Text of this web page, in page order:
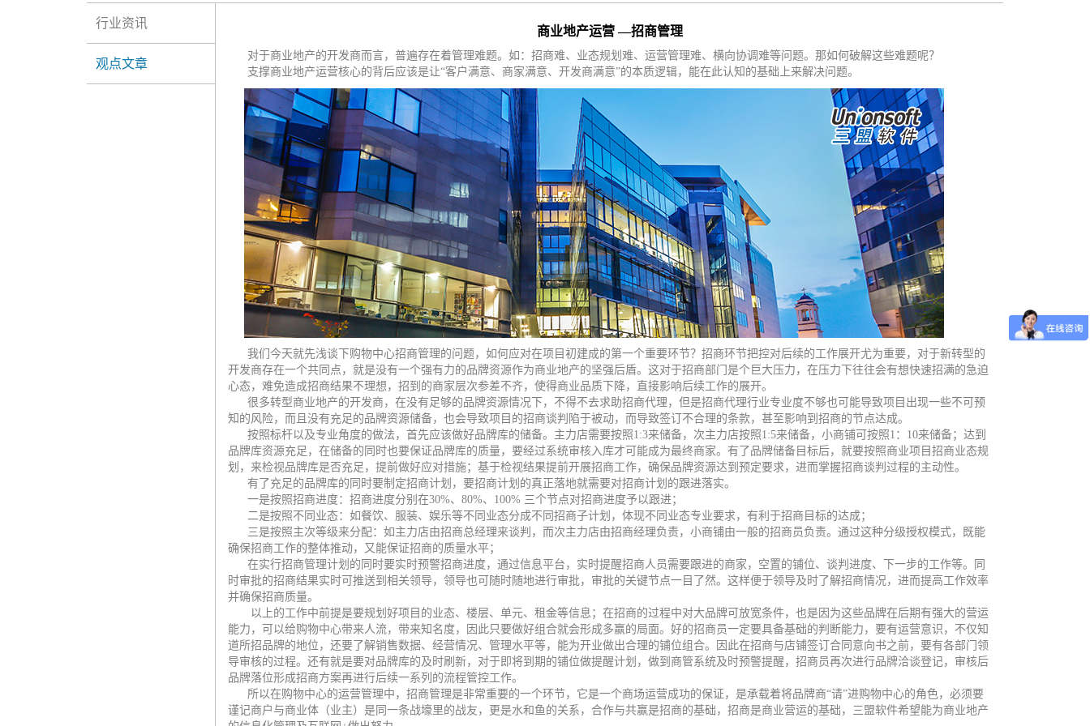
行业资讯
观点文章
商业地产运营 —招商管理
对于商业地产的开发商而言，普遍存在着管理难题。如：招商难、业态规划难、运营管理难、横向协调难等问题。那如何破解这些难题呢？
支撑商业地产运营核心的背后应该是让“客户满意、商家满意、开发商满意”的本质逻辑，能在此认知的基础上来解决问题。
我们今天就先浅谈下购物中心招商管理的问题，如何应对在项目初建成的第一个重要环节？招商环节把控对后续的工作展开尤为重要，对于新转型的
开发商存在一个共同点，就是没有一个强有力的品牌资源作为商业地产的坚强后盾。这对于招商部门是个巨大压力，在压力下往往会有想快速招满的急迫
心态，难免造成招商结果不理想，招到的商家层次参差不齐，使得商业品质下降，直接影响后续工作的展开。
很多转型商业地产的开发商，在没有足够的品牌资源情况下，不得不去求助招商代理，但是招商代理行业专业度不够也可能导致项目出现一些不可预
知的风险，而且没有充足的品牌资源储备，也会导致项目的招商谈判陷于被动，而导致签订不合理的条款，甚至影响到招商的节点达成。
按照标杆以及专业角度的做法，首先应该做好品牌库的储备。主力店需要按照1:3来储备，次主力店按照1:5来储备，小商铺可按照1：10来储备；达到
品牌库资源充足，在储备的同时也要保证品牌库的质量，要经过系统审核入库才可能成为最终商家。有了品牌储备目标后，就要按照商业项目招商业态规
划，来检视品牌库是否充足，提前做好应对措施；基于检视结果提前开展招商工作，确保品牌资源达到预定要求，进而掌握招商谈判过程的主动性。
有了充足的品牌库的同时要制定招商计划，要招商计划的真正落地就需要对招商计划的跟进落实。
一是按照招商进度：招商进度分别在30%、80%、100% 三个节点对招商进度予以跟进；
二是按照不同业态：如餐饮、服装、娱乐等不同业态分成不同招商子计划，体现不同业态专业要求，有利于招商目标的达成；
三是按照主次等级来分配：如主力店由招商总经理来谈判，而次主力店由招商经理负责，小商铺由一般的招商员负责。通过这种分级授权模式，既能
确保招商工作的整体推动，又能保证招商的质量水平；
在实行招商管理计划的同时要实时预警招商进度，通过信息平台，实时提醒招商人员需要跟进的商家，空置的铺位、谈判进度、下一步的工作等。同
时审批的招商结果实时可推送到相关领导，领导也可随时随地进行审批，审批的关键节点一目了然。这样便于领导及时了解招商情况，进而提高工作效率
并确保招商质量。
以上的工作中前提是要规划好项目的业态、楼层、单元、租金等信息；在招商的过程中对大品牌可放宽条件，也是因为这些品牌在后期有强大的营运
能力，可以给购物中心带来人流，带来知名度，因此只要做好组合就会形成多赢的局面。好的招商员一定要具备基础的判断能力，要有运营意识，不仅知
道所招品牌的地位，还要了解销售数据、经营情况、管理水平等，能为开业做出合理的铺位组合。因此在招商与店铺签订合同意向书之前，要有各部门领
导审核的过程。还有就是要对品牌库的及时刷新，对于即将到期的铺位做提醒计划，做到商管系统及时预警提醒，招商员再次进行品牌洽谈登记，审核后
品牌落位形成招商方案再进行后续一系列的流程管控工作。
所以在购物中心的运营管理中，招商管理是非常重要的一个环节，它是一个商场运营成功的保证，是承载着将品牌商“请”进购物中心的角色，必须要
谨记商户与商业体（业主）是同一条战壕里的战友，更是水和鱼的关系，合作与共赢是招商的基础，招商是商业营运的基础，三盟软件希望能为商业地产